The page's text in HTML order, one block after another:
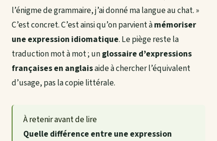
l’énigme de grammaire, j’ai donné ma langue au chat. »
C’est concret. C’est ainsi qu’on parvient àmémoriser
une expression idiomatique. Le piège reste la
traduction mot à mot ; unglossaire d’expressions
françaises en anglaisaide à chercher l’équivalent
d’usage, pas la copie littérale.
À retenir avant de lire
Quelle différence entre une expression